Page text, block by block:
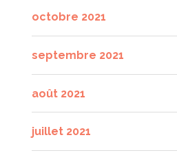
octobre 2021
septembre 2021
août 2021
juillet 2021